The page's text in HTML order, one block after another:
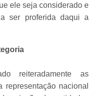
ele seja considerado e
ser proferida daqui a
reiteradamente as
representação nacional